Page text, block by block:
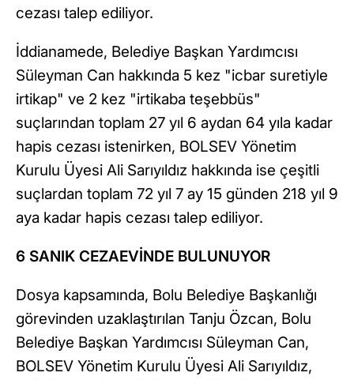
cezası talep ediliyor.
İddianamede, Belediye Başkan Yardımcısı
Süleyman Can hakkında 5 kez "icbar suretiyle
irtikap" ve 2 kez "irtikaba teşebbüs"
suçlarından toplam 27 yıl 6 aydan 64 yıla kadar
hapis cezası istenirken, BOLSEV Yönetim
Kurulu Üyesi Ali Sarıyıldız hakkında ise çeşitli
suçlardan toplam 72 yıl 7 ay 15 günden 218 yıl 9
aya kadar hapis cezası talep ediliyor.
6 SANIK CEZAEVİNDE BULUNUYOR
Dosya kapsamında, Bolu Belediye Başkanlığı
görevinden uzaklaştırılan Tanju Özcan, Bolu
Belediye Başkan Yardımcısı Süleyman Can,
BOLSEV Yönetim Kurulu Üyesi Ali Sarıyıldız,